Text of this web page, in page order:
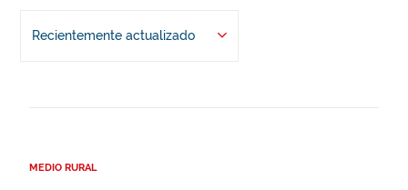
Recientemente actualizado
MEDIO RURAL